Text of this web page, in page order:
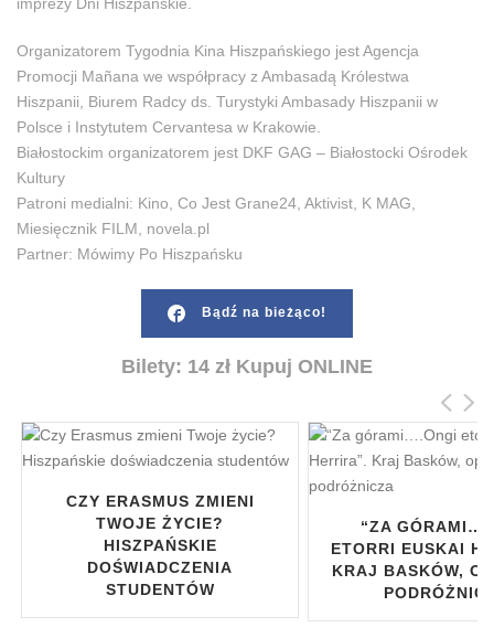
Organizatorem Tygodnia Kina Hiszpańskiego jest Agencja
Promocji Mañana we współpracy z Ambasadą Królestwa
Hiszpanii, Biurem Radcy ds. Turystyki Ambasady Hiszpanii w
Polsce i Instytutem Cervantesa w Krakowie.
Białostockim organizatorem jest DKF GAG – Białostocki Ośrodek
Kultury
Patroni medialni: Kino, Co Jest Grane24, Aktivist, K MAG,
Miesięcznik FILM, novela.pl
Partner: Mówimy Po Hiszpańsku
Bądź na bieżąco!
Bilety: 14 zł Kupuj ONLINE
CZY ERASMUS ZMIENI
TWOJE ŻYCIE?
HISZPAŃSKIE
DOŚWIADCZENIA
STUDENTÓW
“ZA
ETORRI EUSKAI
KRAJ BASKÓW,